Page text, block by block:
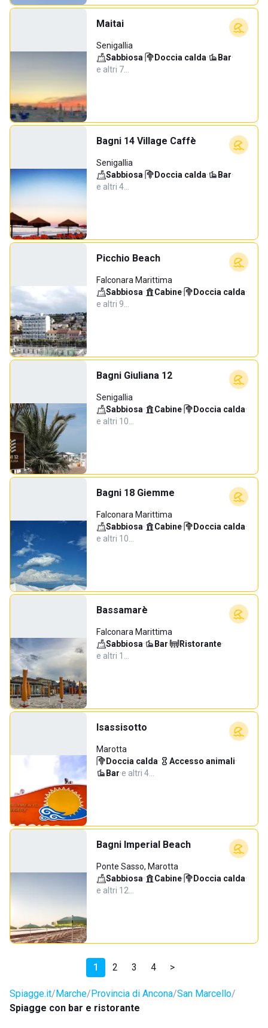
Maitai
Senigallia
Sabbiosa· Doccia calda· Bar·
e altri 7…
Bagni 14 Village Caffè
Senigallia
Sabbiosa· Doccia calda· Bar·
e altri 4…
Picchio Beach
Falconara Marittima
Sabbiosa· Cabine· Doccia calda·
e altri 9…
Bagni Giuliana 12
Senigallia
Sabbiosa· Cabine· Doccia calda·
e altri 10…
Bagni 18 Giemme
Falconara Marittima
Sabbiosa· Cabine· Doccia calda·
e altri 10…
Bassamarè
Falconara Marittima
Sabbiosa· Bar· Ristorante·
e altri 1…
Isassisotto
Marotta
Doccia calda· Accesso animali·
Bar·e altri 4…
Bagni Imperial Beach
Ponte Sasso, Marotta
Sabbiosa· Cabine· Doccia calda·
e altri 12…
1 2 3 4 >
Spiagge.it Marche Provincia di Ancona San Marcello
Spiagge con bar e ristorante